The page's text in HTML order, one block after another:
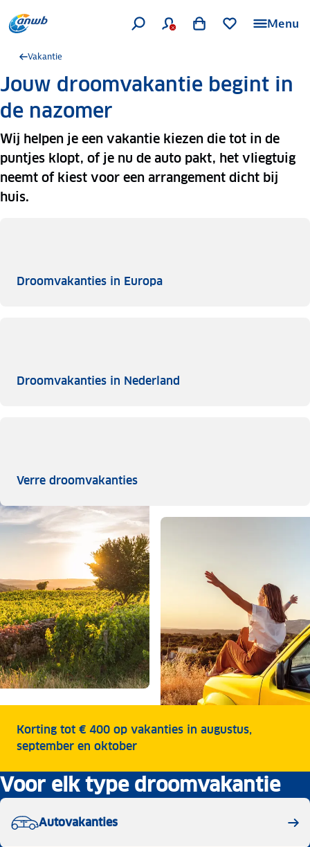
Menu
Vakantie
Jouw droomvakantie begint in
de nazomer
Wij helpen je een vakantie kiezen die tot in de
puntjes klopt, of je nu de auto pakt, het vliegtuig
neemt of kiest voor een arrangement dicht bij
huis.
Droomvakanties in EuropaDroomvakanties in Europa
Droomvakanties in Nederland
Verre droomvakantiesVerre droomvakanties
Korting tot € 400 op vakanties in augustus,
september en oktober
Voor elk type droomvakantie
Autovakanties